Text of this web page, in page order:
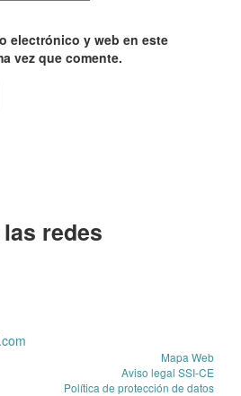
electrónico y web en este
vez que comente.
redes
Mapa Web
Aviso legal SSI-CE
Política de protección de datos